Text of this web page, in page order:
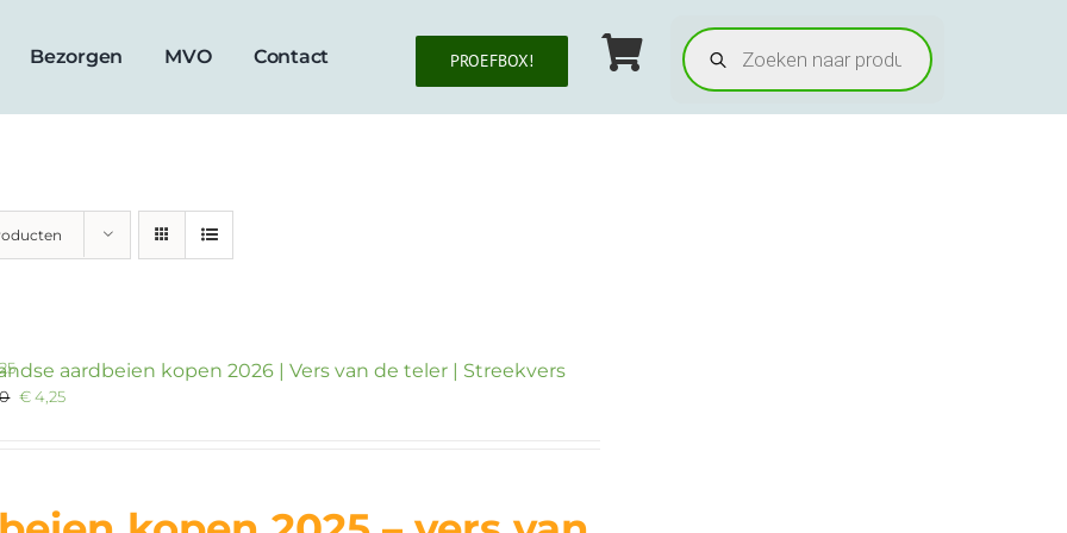
Bezorgen MVO Contact PROEFBOX!
Producten
zoeken
aardbeien kopen 2026 | Vers van de teler | Streekvers
Oorspronkelijke
€4,25Huidige